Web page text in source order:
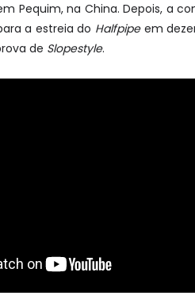
Pequim, na China. Depois, a
a estreia do Halfpipeem
de Slopestyle.